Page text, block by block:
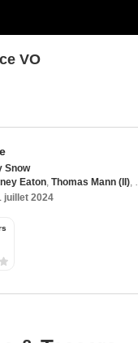
VO
Snow
Eaton, Thomas Mann (II),
juillet 2024